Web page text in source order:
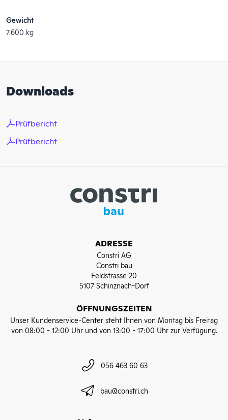
Gewicht
7.600 kg
Downloads
Prüfbericht
Prüfbericht
ADRESSE
Constri AG
Constri bau
Feldstrasse 20
5107 Schinznach-Dorf
ÖFFNUNGSZEITEN
Unser Kundenservice-Center steht Ihnen von Montag bis Freitag
von 08:00 - 12:00 Uhr und von 13:00 - 17:00 Uhr zur Verfügung.
056 463 60 63
bau@constri.ch